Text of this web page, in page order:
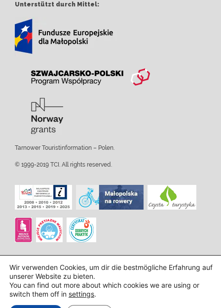
Unterstützt durch Mittel:
Tarnower Touristinformation – Polen.
© 1999-2019 TCI. All rights reserved.
Design und Implementierung:
Wir verwenden Cookies, um dir die bestmögliche Erfahrung auf
unserer Website zu bieten.
You can find out more about which cookies we are using or
switch them off in settings.